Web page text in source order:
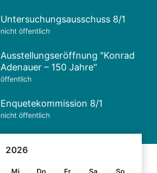
Untersuchungsausschuss 8/1
nicht öffentlich
Ausstellungseröffnung "Konrad
Adenauer – 150 Jahre"
öffentlich
Enquetekommission 8/1
nicht öffentlich
2026
Mi Do Fr Sa
So